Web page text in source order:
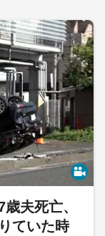
夫死亡、
ていた時